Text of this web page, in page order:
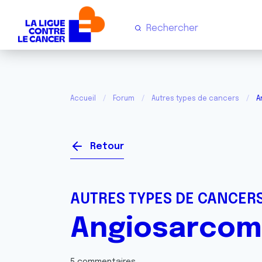
Accueil Forum Autres types de cancers
Retour
AUTRES TYPES DE